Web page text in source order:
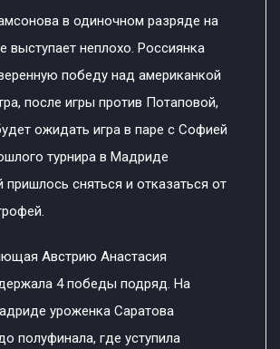
в одиночном разряде на
выступает неплохо. Россиянка
победу над американкой
после игры против Потаповой,
ожидать игра в паре с Софией
турнира в Мадриде
сняться и отказаться от
Австрию Анастасия
4 победы подряд. На
уроженка Саратова
полуфинала, где уступила